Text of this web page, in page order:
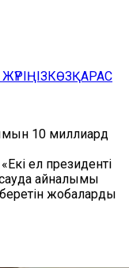
КӨЗҚАРАС
10 миллиард
ел президенті
айналымы
жобаларды